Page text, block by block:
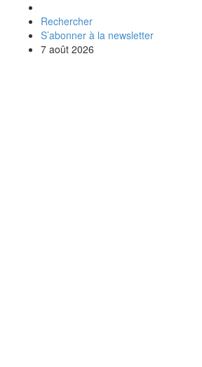
Rechercher
S’abonner à la newsletter
7 août 2026